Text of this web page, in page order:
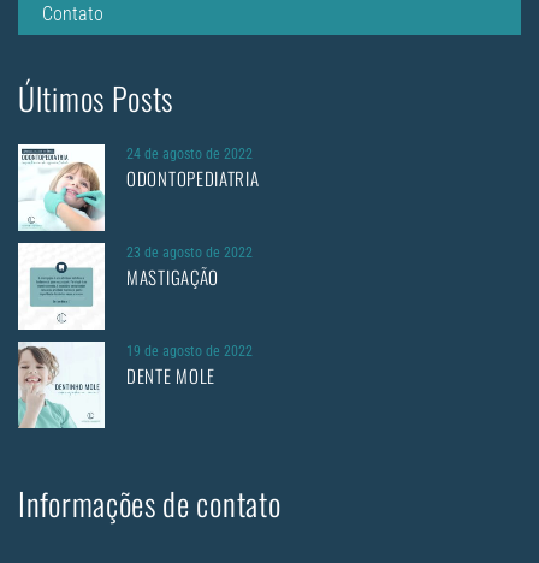
Contato
Últimos Posts
24 de agosto de 2022
ODONTOPEDIATRIA
23 de agosto de 2022
MASTIGAÇÃO
19 de agosto de 2022
DENTE MOLE
Informações de contato